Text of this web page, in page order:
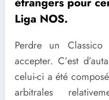
Liga NOS.
Perdre un
accepter. C’est
celui-ci a été
arbitrales